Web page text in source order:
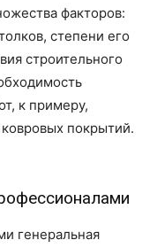
факторов:
степени его
строительного
к примеру,
покрытий.
генеральная